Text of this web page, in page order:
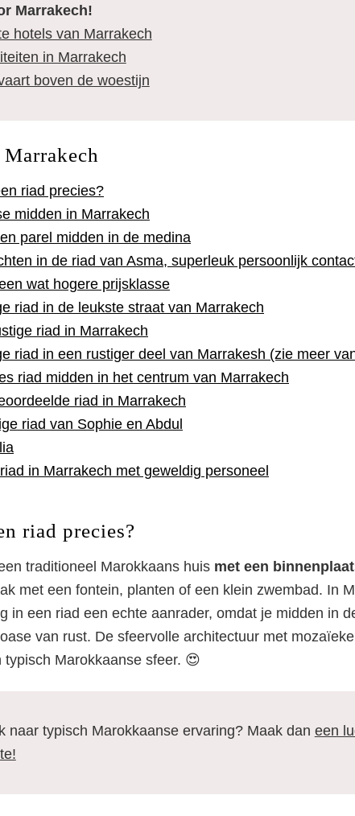
Marrakech!
hotels van Marrakech
in Marrakech
boven de woestijn
riad precies?
midden in Marrakech
parel midden in de medina
in de riad van Asma, superleuk persoonlijk
wat hogere prijsklasse
riad in de leukste straat van Marrakech
riad in Marrakech
riad in een rustiger deel van Marrakesh (zie meer
riad midden in het centrum van Marrakech
riad in Marrakech
riad van Sophie en Abdul
in Marrakech met geweldig personeel
riad precies?
traditioneel Marokkaans huis met een
met een fontein, planten of een klein zwembad. In
in een riad een echte aanrader, omdat je midden in
van rust. De sfeervolle architectuur met
typisch Marokkaanse sfeer. 😍
naar typisch Marokkaanse ervaring? Maak dan een